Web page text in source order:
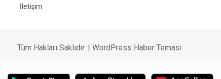
İletişim
Tüm Hakları Saklıdır. | WordPress Haber Teması